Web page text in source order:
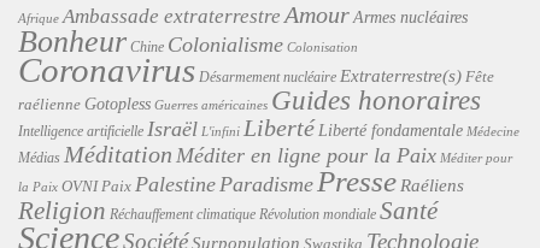
Afrique Ambassade extraterrestre Amour Armes nucléaires
Bonheur Chine Colonialisme Colonisation
Coronavirus Désarmement nucléaire Extraterrestre(s) Fête
raélienne Gotopless Guerres américaines Guides honoraires
Intelligence artificielle Israël L'infini Liberté Liberté fondamentale Médecine
Médias Méditation Méditer en ligne pour la Paix Méditer pour
la Paix OVNI Paix PalestineParadisme Presse Raéliens
Religion Réchauffement climatique Révolution mondiale Santé
ScienceSociétéSurpopulation Swastika Technologie